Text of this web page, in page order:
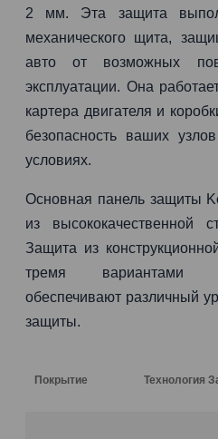
2 мм. Эта защита
механического щита,
авто от возможных
эксплуатации. Она
картера двигателя и
безопасность ваших
условиях.
Основная панель защиты
из
Защита из
тремя вариантами
обеспечивают различный
защиты.
Покрытие Технология